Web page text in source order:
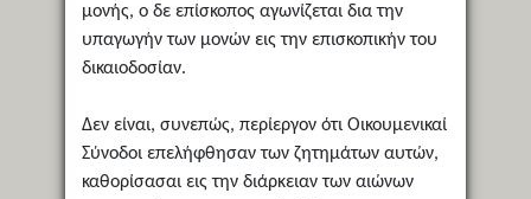
μονής, ο δε επίσκοπος αγωνίζεται δια την
υπαγωγήν των μονών εις την επισκοπικήν του
δικαιοδοσίαν.
Δεν είναι, συνεπώς, περίεργον ότι Οικουμενικαί
Σύνοδοι επελήφθησαν των ζητημάτων αυτών,
καθορίσασαι εις την διάρκειαν των αιώνων